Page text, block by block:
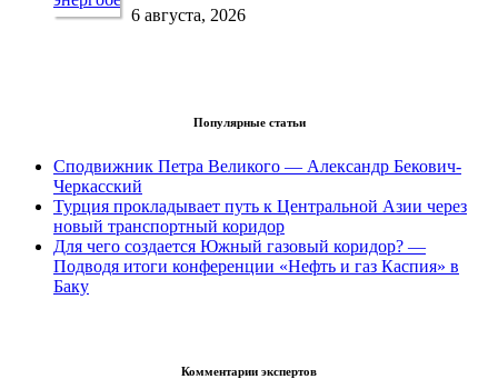
6 августа, 2026
Популярные статьи
Сподвижник Петра Великого — Александр Бекович-
Черкасский
Турция прокладывает путь к Центральной Азии через
новый транспортный коридор
Для чего создается Южный газовый коридор? —
Подводя итоги конференции «Нефть и газ Каспия» в
Баку
Комментарии экспертов